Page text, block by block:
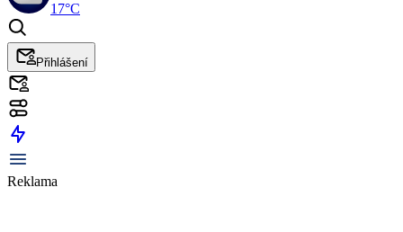
17°C
Přihlášení
Reklama